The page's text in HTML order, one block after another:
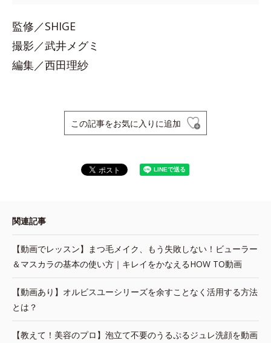
監修／SHIGE
撮影／武井メグミ
編集／西田理紗
この記事をお気に入りに追加
関連記事
【動画でレッスン】まつ毛メイク、もう失敗しない！ビューラー
＆マスカラの基本の使い方｜キレイをかなえるHOW TO動画
【動画あり】オルビスユーシリーズを余すことなく活用する方法
とは？
【教えて！美容のプロ】泡立て不要のうるぷるジュレ洗顔を動画